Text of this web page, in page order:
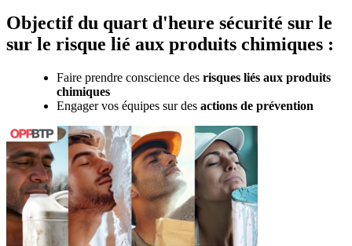
Objectif du quart d'heure sécurité sur le
sur le risque lié aux produits chimiques :
Faire prendre conscience des risques liés aux produits
chimiques
Engager vos équipes sur des actions de prévention